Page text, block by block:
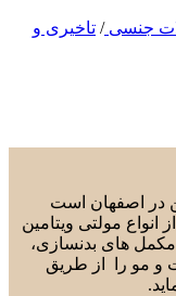
جنسی / تاخیری و
در اصفهان است
مولتی ویتامین
های بدنسازی،
و مو را از طریق